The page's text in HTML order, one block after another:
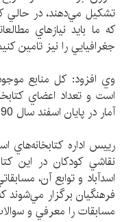
تشکيل مي‌دهند، در حالي
که ما بايد نيازهاي
جغرافيايي را نيز تامين
آمار در پايان اسفند سال 1390 به 3100 نفر رسيد.
رييس اداره کتابخانه‌هاي
نقاشي کودکان در اين
اسدآباد و توابع آن،
فرهنگيان برگزار مي‌شوند
مسابقات را معرفي و